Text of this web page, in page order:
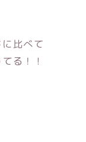
比べて
る！！